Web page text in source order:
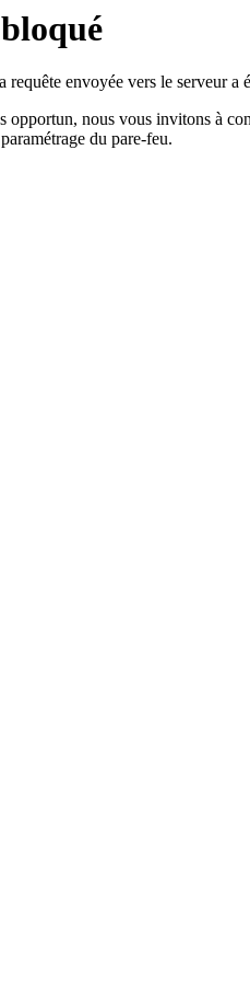
envoyée vers le serveur a
opportun, nous vous invitons à
du pare-feu.